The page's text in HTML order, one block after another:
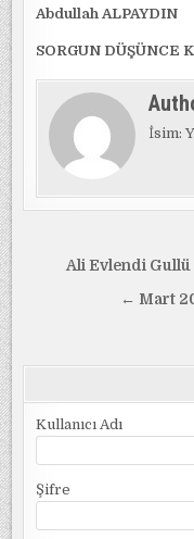
Abdullah ALPAYDIN
SORGUN DÜŞÜNCE
İsim:
Yazı
gezinmesi
Ali Evlendi Gullü
← Mart
Kullanıcı Adı
Şifre